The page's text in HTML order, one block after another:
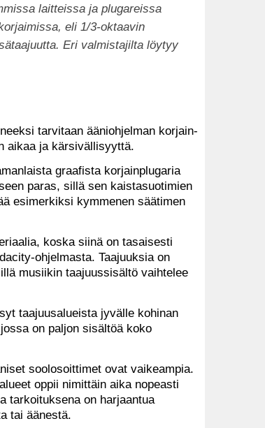
laitteissa ja plugareissa
eli 1/3-oktaavin
Eri valmistajilta löytyy
tarvitaan ääniohjelman korjain-
aikaa ja kärsivällisyyttä.
graafista korjainplugaria
paras, sillä sen kaistasuotimien
esimerkiksi kymmenen säätimen
koska siinä on tasaisesti
ohjelmasta. Taajuuksia on
musiikin taajuussisältö vaihtelee
taajuusalueista jyvälle kohinan
on paljon sisältöä koko
soolosoittimet ovat vaikeampia.
oppii nimittäin aika nopeasti
tarkoituksena on harjaantua
tai äänestä.